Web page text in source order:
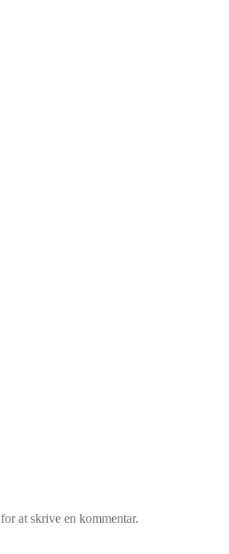
for at skrive en kommentar.